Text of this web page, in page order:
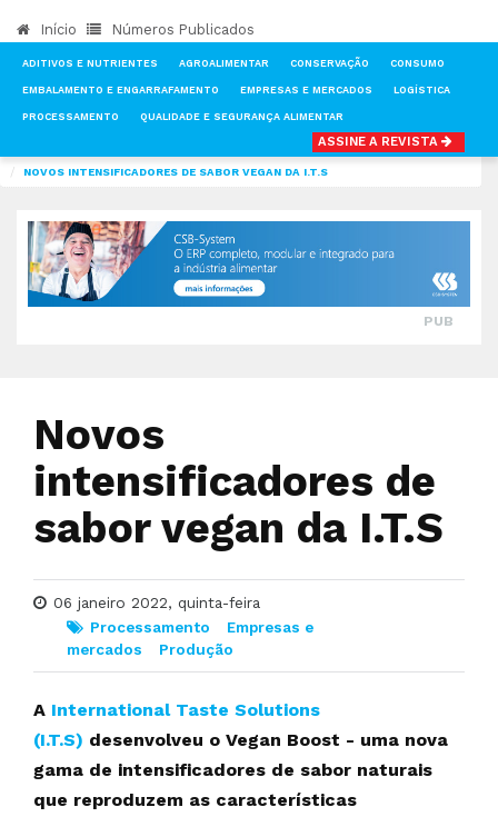
Início Números Publicados
ADITIVOS E NUTRIENTES AGROALIMENTAR CONSERVAÇÃO CONSUMO
EMBALAMENTO E ENGARRAFAMENTO EMPRESAS E MERCADOS LOGÍSTICA
PROCESSAMENTO QUALIDADE E SEGURANÇA ALIMENTAR
ASSINE A REVISTA
NOVOS INTENSIFICADORES DE SABOR VEGAN DA I.T.S
PUB
Novos
intensificadores de
sabor vegan da I.T.S
06 janeiro 2022, quinta-feira
Processamento
Empresas e
mercados
Produção
A International Taste Solutions
(I.T.S) desenvolveu o Vegan Boost - uma nova
gama de intensificadores de sabor naturais
que reproduzem as características